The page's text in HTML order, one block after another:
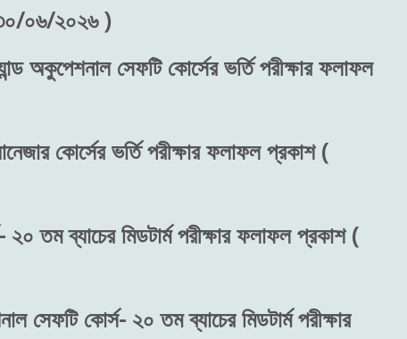
৩০/০৬/২০২৬ )
অকুপেশনাল সেফটি কোর্সের ভর্তি পরীক্ষার ফলাফল
কোর্সের ভর্তি পরীক্ষার ফলাফল প্রকাশ (
তম ব্যাচের মিডটার্ম পরীক্ষার ফলাফল প্রকাশ (
সেফটি কোর্স- ২০ তম ব্যাচের মিডটার্ম পরীক্ষার